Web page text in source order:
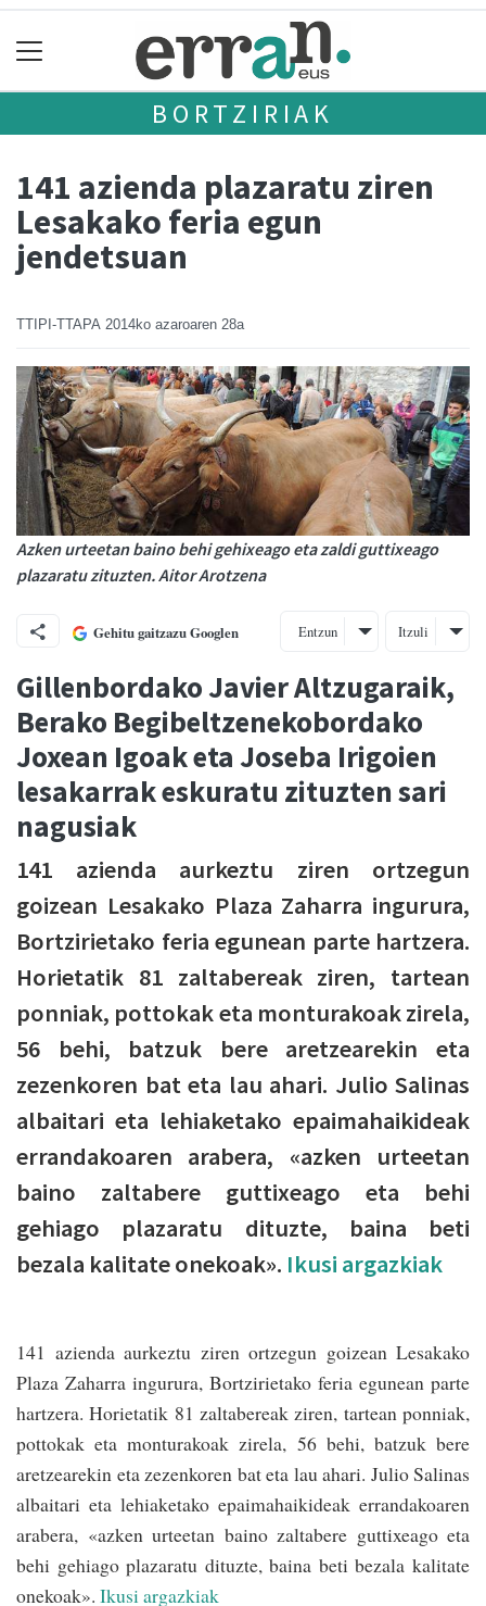
BORTZIRIAK
141 azienda plazaratu ziren
Lesakako feria egun
jendetsuan
TTIPI-TTAPA 2014ko azaroaren 28a
Azken urteetan baino behi gehixeago eta zaldi guttixeago
plazaratu zituzten. Aitor Arotzena
Gehitu gaitzazu Googlen Entzun Itzuli
Gillenbordako Javier Altzugaraik,
Berako Begibeltzenekobordako
Joxean Igoak eta Joseba Irigoien
lesakarrak eskuratu zituzten sari
nagusiak
141 azienda aurkeztu ziren ortzegun
goizean Lesakako Plaza Zaharra ingurura,
Bortzirietako feria egunean parte hartzera.
Horietatik 81 zaltabereak ziren, tartean
ponniak, pottokak eta monturakoak zirela,
56 behi, batzuk bere aretzearekin eta
zezenkoren bat eta lau ahari. Julio Salinas
albaitari eta lehiaketako epaimahaikideak
errandakoaren arabera, «azken urteetan
baino zaltabere guttixeago eta behi
gehiago plazaratu dituzte, baina beti
bezala kalitate onekoak». Ikusi argazkiak
141 azienda aurkeztu ziren ortzegun goizean Lesakako
Plaza Zaharra ingurura, Bortzirietako feria egunean parte
hartzera. Horietatik 81 zaltabereak ziren, tartean ponniak,
pottokak eta monturakoak zirela, 56 behi, batzuk bere
aretzearekin eta zezenkoren bat eta lau ahari. Julio Salinas
albaitari eta lehiaketako epaimahaikideak errandakoaren
arabera, «azken urteetan baino zaltabere guttixeago eta
behi gehiago plazaratu dituzte, baina beti bezala kalitate
onekoak». Ikusi argazkiak